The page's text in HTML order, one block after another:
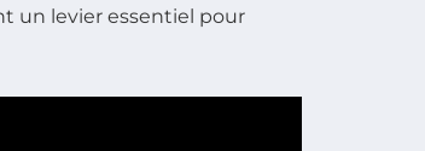
un levier essentiel pour